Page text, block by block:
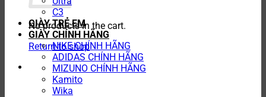
No products in the cart.
Return to shop
C3
GIÀY TRẺ EM
GIÀY CHÍNH HÃNG
NIKE CHÍNH HÃNG
ADIDAS CHÍNH HÃNG
MIZUNO CHÍNH HÃNG
Kamito
Wika